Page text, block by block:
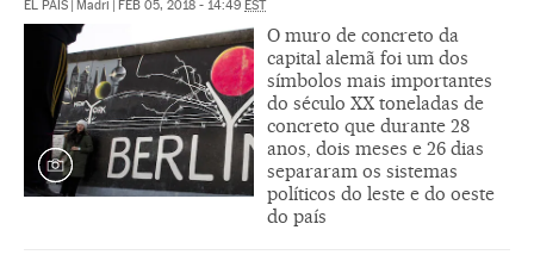
EL PAÍS | Madri | FEB 05, 2018 - 14:49 EST
O muro de concreto da
capital alemã foi um dos
símbolos mais importantes
do século XX toneladas de
concreto que durante 28
anos, dois meses e 26 dias
separaram os sistemas
políticos do leste e do oeste
do país